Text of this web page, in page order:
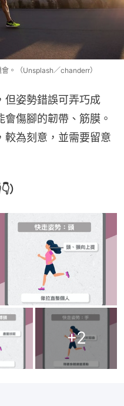
。（Unsplash／chanderr）
但姿勢錯誤可弄巧成
傷腳的韌帶、筋膜。
較為刻意，並需要留意
）
+2